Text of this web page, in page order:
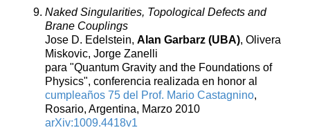
Naked Singularities, Topological Defects and
Brane Couplings
Jose D. Edelstein, Alan Garbarz (UBA), Olivera
Miskovic, Jorge Zanelli
para "Quantum Gravity and the Foundations of
Physics", conferencia realizada en honor al
cumpleaños 75 del Prof. Mario Castagnino,
Rosario, Argentina, Marzo 2010
arXiv:1009.4418v1